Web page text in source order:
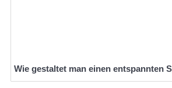
Wie gestaltet man einen entspannten